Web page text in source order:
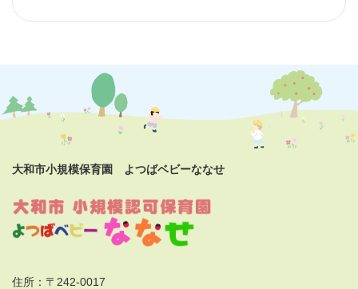
大和市小規模保育園 よつばベビーななせ
住所：〒242-0017